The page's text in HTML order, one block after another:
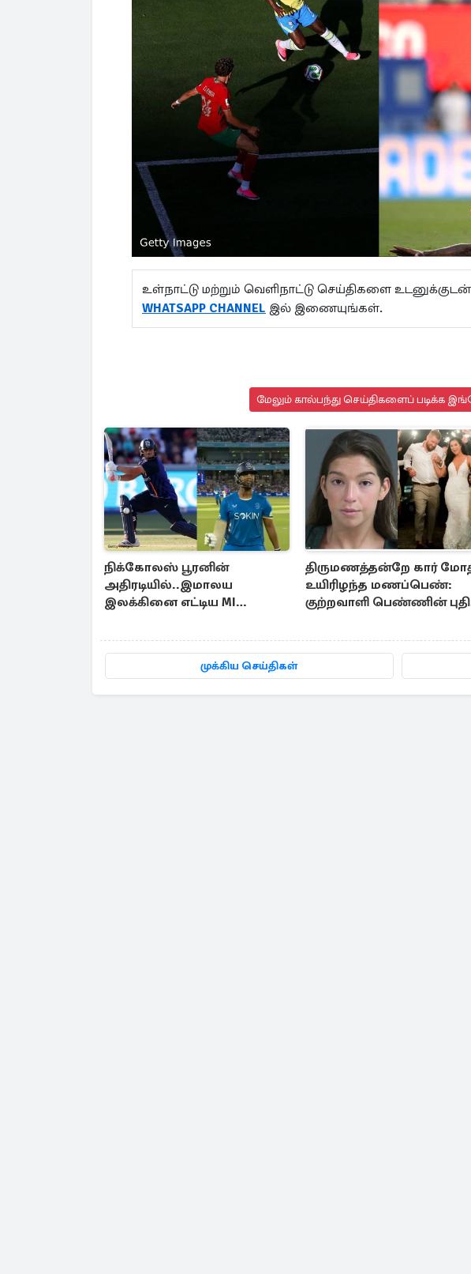
உள்நாட்டு மற்றும் வெளிநாட்டு செய்திகளை
WHATSAPP CHANNEL இல் இணையுங்கள்.
மேலும் கால்பந்து செய்திகளைப் படிக்க
நிக்கோலஸ் பூரனின்
அதிரடியில்..இமாலய
இலக்கினை எட்டிய MI
திருமணத்தன்றே கார்
உயிரிழந்த மணப்பெண்:
குற்றவாளி பெண்ணின்
முக்கிய செய்திகள்